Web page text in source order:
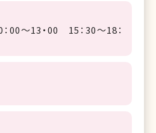
：00～13・00 15：30～18：